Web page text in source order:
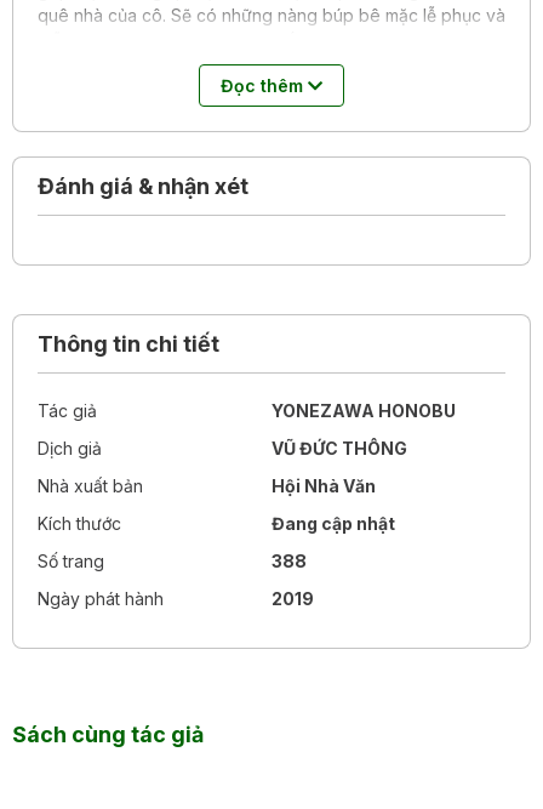
quê nhà của cô. Sẽ có những nàng búp bê mặc lễ phục và
có Chitanda nhanh trí, lễ hội trọng đại mới khỏi bị ảnh
hưởng. Nhưng chính Chitanda lại tò mò về “sự cố”, khiến
Tập thứ tư của bộ truyện về câu lạc bộ Cổ Điển gồm bảy
truyện ngắn, xoay quanh một năm sát cánh bên nhau của
những người bạn!
Đọc thêm
Đánh giá & nhận xét
Thông tin chi tiết
Tác giả
YONEZAWA HONOBU
Dịch giả
VŨ ĐỨC THÔNG
Nhà xuất bản
Hội Nhà Văn
Kích thước
Đang cập nhật
Số trang
388
Ngày phát hành
2019
Sách cùng tác giả